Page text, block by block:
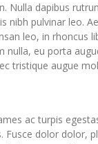
Nulla dapibus
pulvinar leo.
leo, in rhoncus
eu porta
tristique augue
ac turpis
dolor dolor,